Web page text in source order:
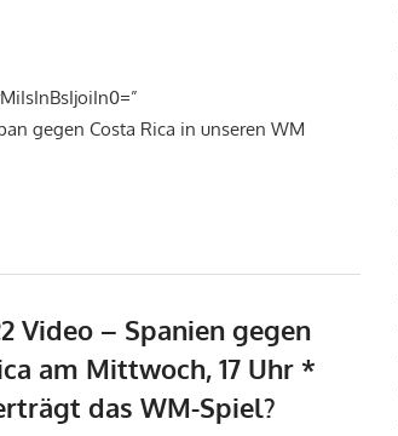
gegen Costa Rica in unseren WM
Video – Spanien gegen
am Mittwoch, 17 Uhr *
das WM-Spiel?